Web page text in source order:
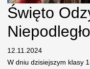
Święto
12.11.2024
W dniu dzisiejszym klasy